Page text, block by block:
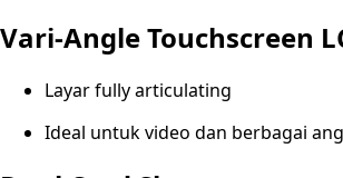
Vari-Angle Touchscreen
Layar fully articulating
Ideal untuk video dan berbagai